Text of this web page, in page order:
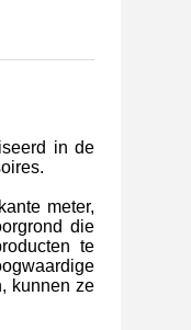
in de
meter,
die
te
kunnen ze